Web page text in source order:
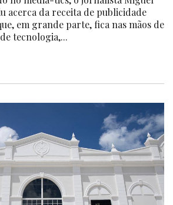
acerca da receita de publicidade
em grande parte, fica nas mãos de
tecnologia,...